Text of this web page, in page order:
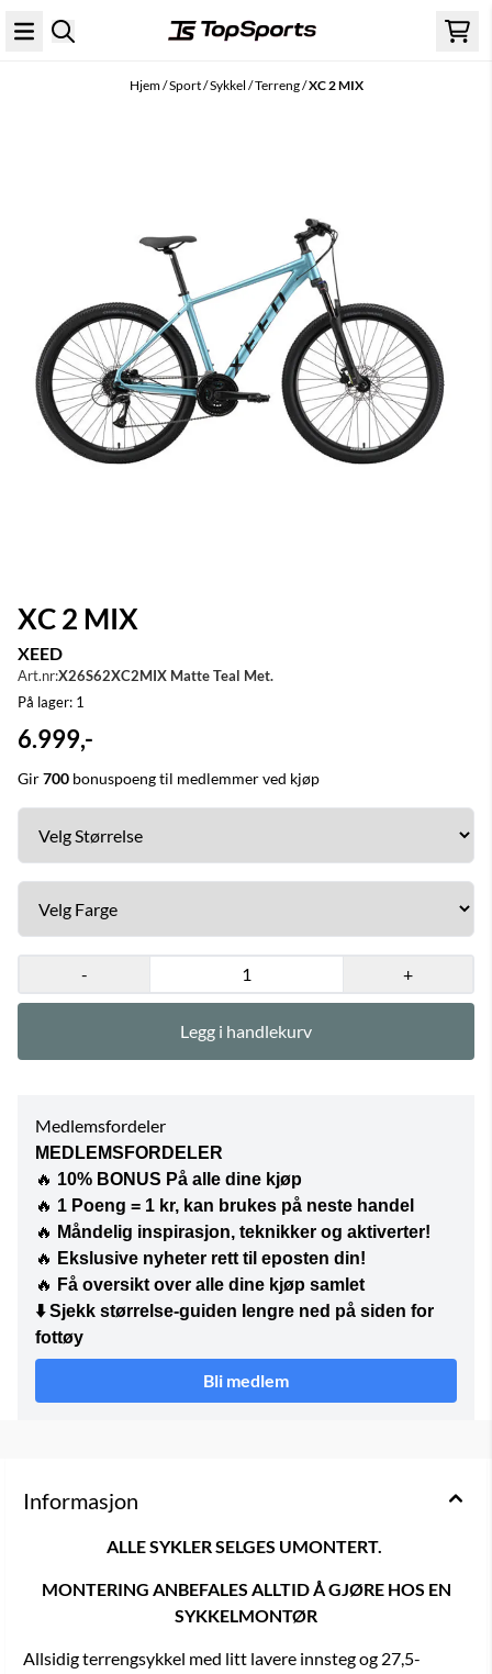
Hopp til innhold
Hjem/Sport/Sykkel /Terreng/XC 2 MIX
XC 2 MIX
XEED
Art.nr:X26S62XC2MIX Matte Teal Met.
På lager: 1
6.999,-
Gir700 bonuspoeng til medlemmer ved kjøp
- +
Legg i handlekurv
Medlemsfordeler
MEDLEMSFORDELER
🔥 10% BONUS På alle dine kjøp
🔥 1 Poeng = 1 kr, kan brukes på neste handel
🔥 Måndelig inspirasjon, teknikker og aktiverter!
🔥 Ekslusive nyheter rett til eposten din!
🔥 Få oversikt over alle dine kjøp samlet
⬇️Sjekk størrelse-guiden lengre ned på siden for
fottøy
Bli medlem
Informasjon
ALLE SYKLER SELGES UMONTERT.
MONTERING ANBEFALES ALLTID Å GJØRE HOS EN
SYKKELMONTØR
Allsidig terrengsykkel med litt lavere innsteg og 27,5-